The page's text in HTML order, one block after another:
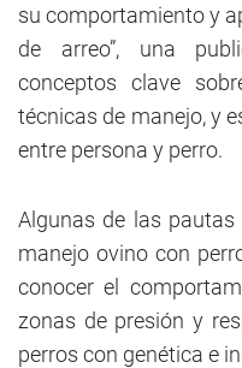
su comportamiento y
de arreo”, una
conceptos clave
técnicas de manejo, y
entre persona y perro.
Algunas de las
manejo ovino con
conocer el
zonas de presión y
perros con genética e